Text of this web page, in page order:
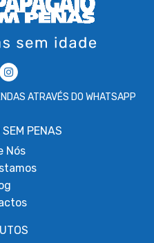
ATRAVÉS DO WHATSAPP
PENAS
Nós